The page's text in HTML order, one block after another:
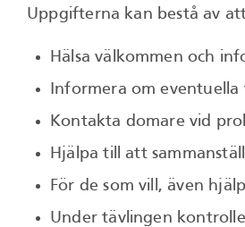
Uppgifterna kan bestå av
Hälsa välkommen och
Informera om
Kontakta domare vid
Hjälpa till att
För de som vill, även
Under tävlingen